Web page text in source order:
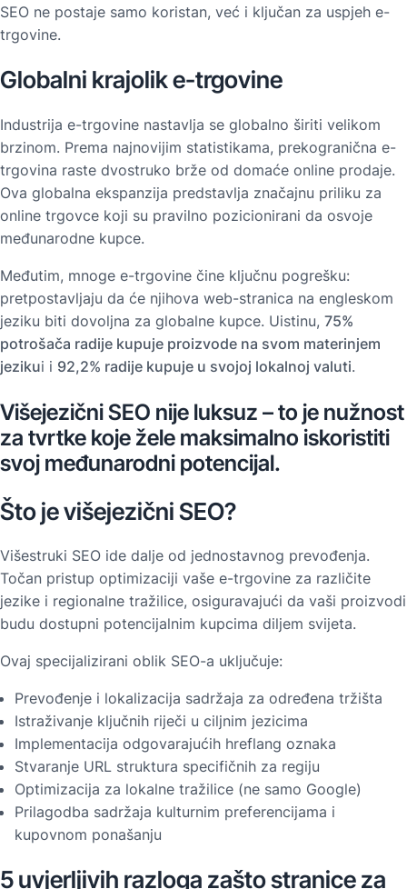
SEO ne postaje samo koristan, već i ključan za uspjeh e-
trgovine.
Globalni krajolik e-trgovine
Industrija e-trgovine nastavlja se globalno širiti velikom
brzinom. Prema najnovijim statistikama, prekogranična e-
trgovina raste dvostruko brže od domaće online prodaje.
Ova globalna ekspanzija predstavlja značajnu priliku za
online trgovce koji su pravilno pozicionirani da osvoje
međunarodne kupce.
Međutim, mnoge e-trgovine čine ključnu pogrešku:
pretpostavljaju da će njihova web-stranica na engleskom
jeziku biti dovoljna za globalne kupce. Uistinu, 75%
potrošača radije kupuje proizvode na svom materinjem
jezikui i 92,2% radije kupuje u svojoj lokalnoj valuti.
Višejezični SEO nije luksuz – to je nužnost
za tvrtke koje žele maksimalno iskoristiti
svoj međunarodni potencijal.
Što je višejezični SEO?
Višestruki SEO ide dalje od jednostavnog prevođenja.
Točan pristup optimizaciji vaše e-trgovine za različite
jezike i regionalne tražilice, osiguravajući da vaši proizvodi
budu dostupni potencijalnim kupcima diljem svijeta.
Ovaj specijalizirani oblik SEO-a uključuje:
Prevođenje i lokalizacija sadržaja za određena tržišta
Istraživanje ključnih riječi u ciljnim jezicima
Implementacija odgovarajućih hreflang oznaka
Stvaranje URL struktura specifičnih za regiju
Optimizacija za lokalne tražilice (ne samo Google)
Prilagodba sadržaja kulturnim preferencijama i
kupovnom ponašanju
5 uvjerljivih razloga zašto stranice za